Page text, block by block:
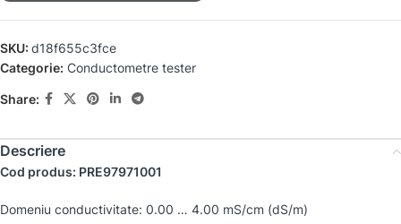
SKU: d18f655c3fce
Categorie: Conductometre tester
Share:
Descriere
Cod produs: PRE97971001
Domeniu conductivitate: 0.00 … 4.00 mS/cm (dS/m)